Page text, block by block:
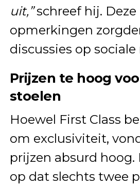
uit,”schreef hij. Deze
opmerkingen
discussies op sociale
Prijzen te hoog
stoelen
Hoewel First Class
om exclusiviteit,
prijzen absurd
op dat slechts twee